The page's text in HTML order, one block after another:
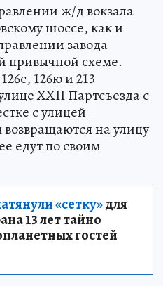
ж/д вокзала
шоссе, как и
завода
привычной схеме.
126ю и 213
XXII Партсъезда с
с улицей
возвращаются на улицу
едут по своим
«сетку»для
13 лет тайно
гостей